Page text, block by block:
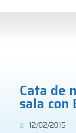
Cata de
sala con
12/02/2015